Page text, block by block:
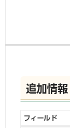
追加情報
フィールド